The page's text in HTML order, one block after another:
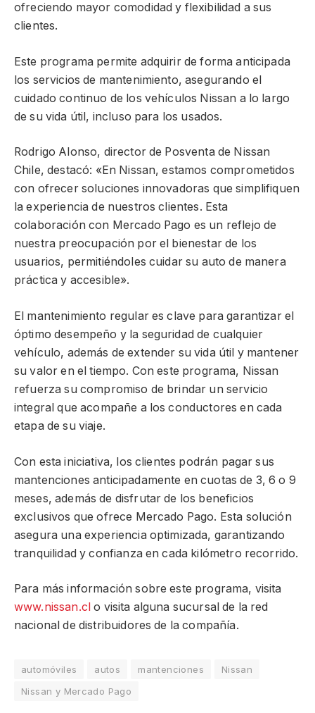
ofreciendo mayor comodidad y flexibilidad a sus
clientes.
Este programa permite adquirir de forma anticipada
los servicios de mantenimiento, asegurando el
cuidado continuo de los vehículos Nissan a lo largo
de su vida útil, incluso para los usados.
Rodrigo Alonso, director de Posventa de Nissan
Chile, destacó: «En Nissan, estamos comprometidos
con ofrecer soluciones innovadoras que simplifiquen
la experiencia de nuestros clientes. Esta
colaboración con Mercado Pago es un reflejo de
nuestra preocupación por el bienestar de los
usuarios, permitiéndoles cuidar su auto de manera
práctica y accesible».
El mantenimiento regular es clave para garantizar el
óptimo desempeño y la seguridad de cualquier
vehículo, además de extender su vida útil y mantener
su valor en el tiempo. Con este programa, Nissan
refuerza su compromiso de brindar un servicio
integral que acompañe a los conductores en cada
etapa de su viaje.
Con esta iniciativa, los clientes podrán pagar sus
mantenciones anticipadamente en cuotas de 3, 6 o 9
meses, además de disfrutar de los beneficios
exclusivos que ofrece Mercado Pago. Esta solución
asegura una experiencia optimizada, garantizando
tranquilidad y confianza en cada kilómetro recorrido.
Para más información sobre este programa, visita
www.nissan.cl o visita alguna sucursal de la red
nacional de distribuidores de la compañía.
automóviles autos mantenciones
Nissan
Nissan y Mercado Pago